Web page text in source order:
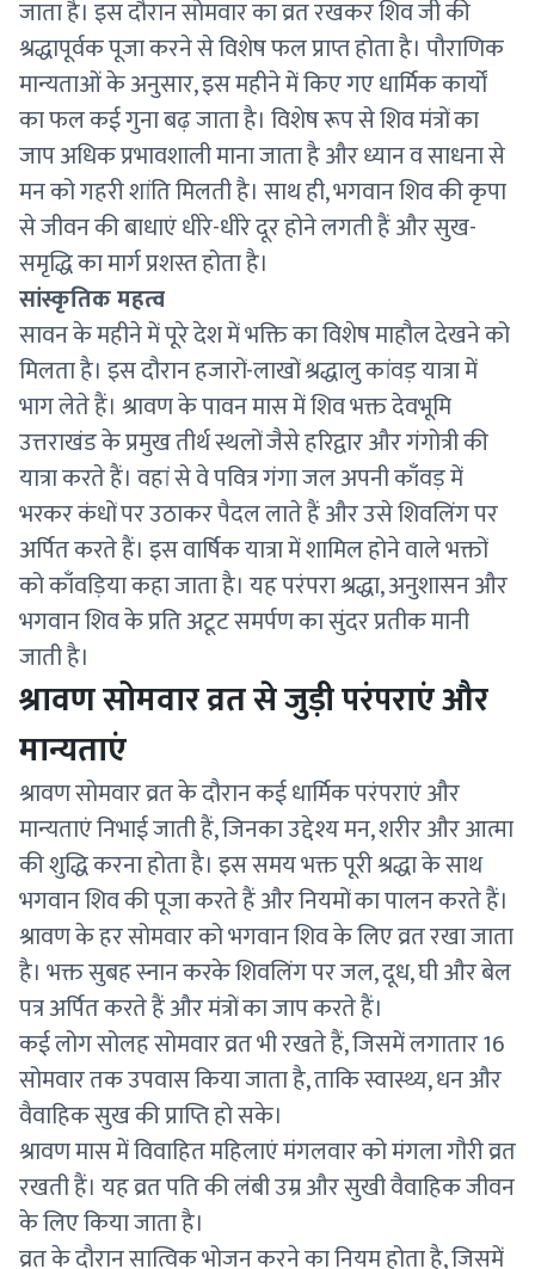
जाता है। इस दौरान सोमवार का व्रत रखकर शिव जी की
श्रद्धापूर्वक पूजा करने से विशेष फल प्राप्त होता है। पौराणिक
मान्यताओं के अनुसार, इस महीने में किए गए धार्मिक कार्यों
का फल कई गुना बढ़ जाता है। विशेष रूप से शिव मंत्रों का
जाप अधिक प्रभावशाली माना जाता है और ध्यान व साधना से
मन को गहरी शांति मिलती है। साथ ही, भगवान शिव की कृपा
से जीवन की बाधाएं धीरे-धीरे दूर होने लगती हैं और सुख-
समृद्धि का मार्ग प्रशस्त होता है।
सांस्कृतिक महत्व
सावन के महीने में पूरे देश में भक्ति का विशेष माहौल देखने को
मिलता है। इस दौरान हजारों-लाखों श्रद्धालु कांवड़ यात्रा में
भाग लेते हैं। श्रावण के पावन मास में शिव भक्त देवभूमि
उत्तराखंड के प्रमुख तीर्थ स्थलों जैसे हरिद्वार और गंगोत्री की
यात्रा करते हैं। वहां से वे पवित्र गंगा जल अपनी काँवड़ में
भरकर कंधों पर उठाकर पैदल लाते हैं और उसे शिवलिंग पर
अर्पित करते हैं। इस वार्षिक यात्रा में शामिल होने वाले भक्तों
को काँवड़िया कहा जाता है। यह परंपरा श्रद्धा, अनुशासन और
भगवान शिव के प्रति अटूट समर्पण का सुंदर प्रतीक मानी
जाती है।
श्रावण सोमवार व्रत से जुड़ी परंपराएं और
मान्यताएं
श्रावण सोमवार व्रत के दौरान कई धार्मिक परंपराएं और
मान्यताएं निभाई जाती हैं, जिनका उद्देश्य मन, शरीर और आत्मा
की शुद्धि करना होता है। इस समय भक्त पूरी श्रद्धा के साथ
भगवान शिव की पूजा करते हैं और नियमों का पालन करते हैं।
श्रावण के हर सोमवार को भगवान शिव के लिए व्रत रखा जाता
है। भक्त सुबह स्नान करके शिवलिंग पर जल, दूध, घी और बेल
पत्र अर्पित करते हैं और मंत्रों का जाप करते हैं।
कई लोग सोलह सोमवार व्रत भी रखते हैं, जिसमें लगातार 16
सोमवार तक उपवास किया जाता है, ताकि स्वास्थ्य, धन और
वैवाहिक सुख की प्राप्ति हो सके।
श्रावण मास में विवाहित महिलाएं मंगलवार को मंगला गौरी व्रत
रखती हैं। यह व्रत पति की लंबी उम्र और सुखी वैवाहिक जीवन
के लिए किया जाता है।
व्रत के दौरान सात्विक भोजन करने का नियम होता है, जिसमें